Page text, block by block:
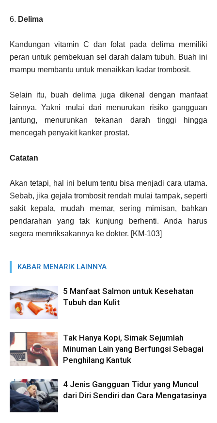
6. Delima
Kandungan vitamin C dan folat pada delima memiliki
peran untuk pembekuan sel darah dalam tubuh. Buah ini
mampu membantu untuk menaikkan kadar trombosit.
Selain itu, buah delima juga dikenal dengan manfaat
lainnya. Yakni mulai dari menurukan risiko gangguan
jantung, menurunkan tekanan darah tinggi hingga
mencegah penyakit kanker prostat.
Catatan
Akan tetapi, hal ini belum tentu bisa menjadi cara utama.
Sebab, jika gejala trombosit rendah mulai tampak, seperti
sakit kepala, mudah memar, sering mimisan, bahkan
pendarahan yang tak kunjung berhenti. Anda harus
segera memriksakannya ke dokter. [KM-103]
KABAR MENARIK LAINNYA
5 Manfaat Salmon untuk Kesehatan
Tubuh dan Kulit
Tak Hanya Kopi, Simak Sejumlah
Minuman Lain yang Berfungsi Sebagai
Penghilang Kantuk
4 Jenis Gangguan Tidur yang Muncul
dari Diri Sendiri dan Cara Mengatasinya